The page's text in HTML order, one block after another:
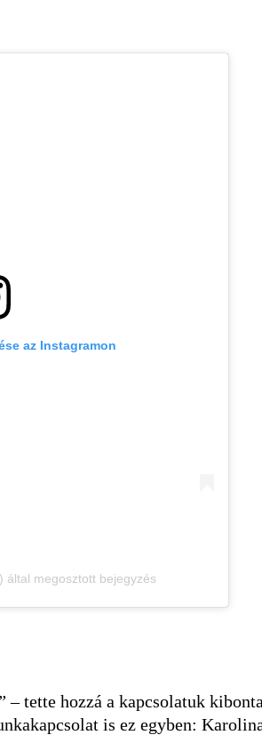
az Instagramon
által megosztott bejegyzés
– tette hozzá a kapcsolatuk
is ez egyben: